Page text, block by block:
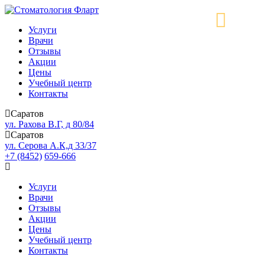
Услуги
Врачи
Отзывы
Акции
Цены
Учебный центр
Контакты
Саратов
ул. Рахова В.Г, д 80/84
Саратов
ул. Серова А.К,д 33/37
+7 (8452) 659-666
Услуги
Врачи
Отзывы
Акции
Цены
Учебный центр
Контакты